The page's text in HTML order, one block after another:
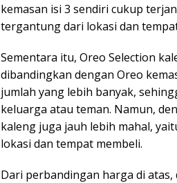
kemasan isi 3 sendiri cukup
tergantung dari lokasi dan
Sementara itu, Oreo Selection
dibandingkan dengan Oreo
jumlah yang lebih banyak,
keluarga atau teman. Namun,
kaleng juga jauh lebih mahal,
lokasi dan tempat membeli.
Dari perbandingan harga di